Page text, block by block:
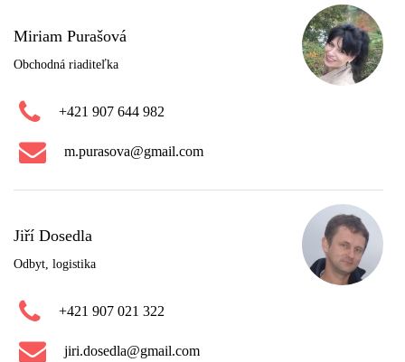
Miriam Purašová
Obchodná riaditeľka
+421 907 644 982
m.purasova@gmail.com
Jiří Dosedla
Odbyt, logistika
+421 907 021 322
jiri.dosedla@gmail.com